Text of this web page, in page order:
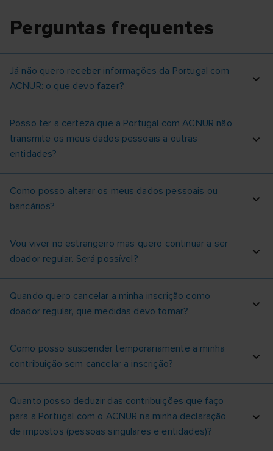
Perguntas frequentes
Já não quero receber informações da Portugal com
ACNUR: o que devo fazer?
Posso ter a certeza que a Portugal com ACNUR não
transmite os meus dados pessoais a outras
entidades?
Como posso alterar os meus dados pessoais ou
bancários?
Vou viver no estrangeiro mas quero continuar a ser
doador regular. Será possível?
Quando quero cancelar a minha inscrição como
doador regular, que medidas devo tomar?
Como posso suspender temporariamente a minha
contribuição sem cancelar a inscrição?
Quanto posso deduzir das contribuições que faço
para a Portugal com o ACNUR na minha declaração
de impostos (pessoas singulares e entidades)?